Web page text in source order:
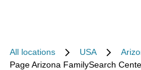
All locations USA
Page Arizona FamilySearch